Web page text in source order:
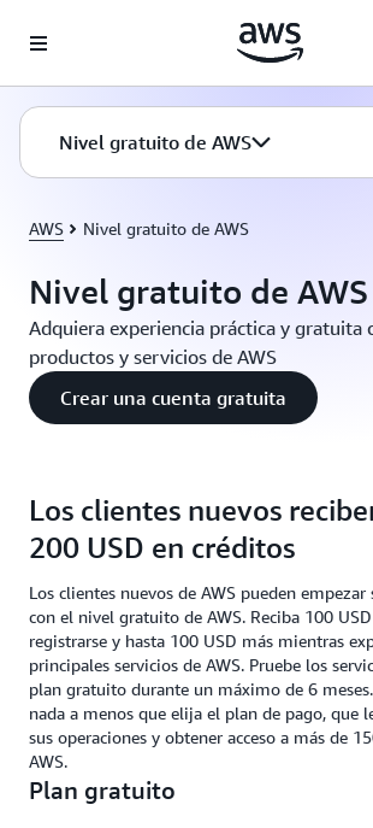
Nivel gratuito de AWS
AWS Nivel gratuito de AWS
Nivel gratuito de AWS
Adquiera experiencia práctica y gratuita
productos y servicios de AWS
Crear una cuenta gratuita
Los clientes nuevos
200 USD en créditos
Los clientes nuevos de AWS pueden
con el nivel gratuito de AWS. Reciba 100
registrarse y hasta 100 USD más mientras
principales servicios de AWS. Pruebe los
plan gratuito durante un máximo de 6
nada a menos que elija el plan de pago, que
sus operaciones y obtener acceso a más de
AWS.
Plan gratuito